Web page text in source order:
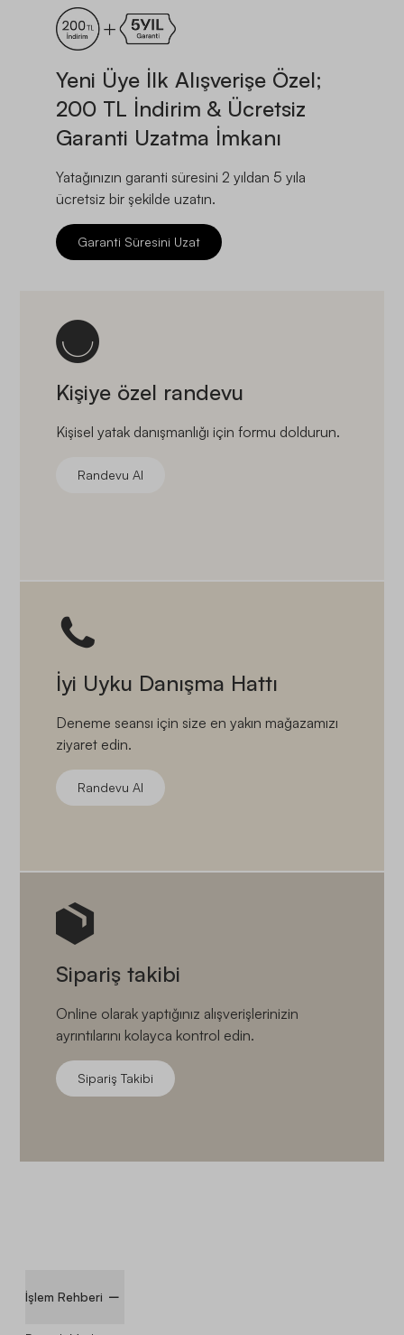
Yeni Üye İlk Alışverişe Özel;
200 TL İndirim & Ücretsiz
Garanti Uzatma İmkanı
Yatağınızın garanti süresini 2 yıldan 5 yıla
ücretsiz bir şekilde uzatın.
Garanti Süresini Uzat
Kişiye özel randevu
Kişisel yatak danışmanlığı için formu doldurun.
Randevu Al
İyi Uyku Danışma Hattı
Deneme seansı için size en yakın mağazamızı
ziyaret edin.
Randevu Al
Sipariş takibi
Online olarak yaptığınız alışverişlerinizin
ayrıntılarını kolayca kontrol edin.
Sipariş Takibi
İşlem Rehberi